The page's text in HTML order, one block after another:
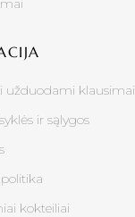
užduodami klausimai
ir sąlygos
kokteiliai